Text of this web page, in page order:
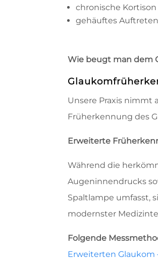
chronische
gehäuftes Auftreten
Wie beugt man dem
Unsere Praxis nimmt
Früherkennung des
Erweiterte
Während die
Augeninnendrucks
Spaltlampe umfasst,
modernster
Folgende
Erweiterten Glaukom